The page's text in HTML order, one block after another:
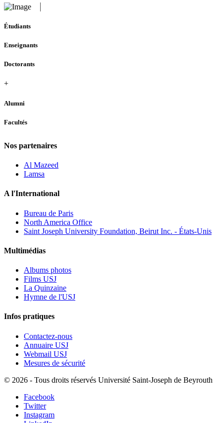
Étudiants
Enseignants
Doctorants
+
Alumni
Facultés
Nos partenaires
Al Mazeed
Lamsa
A l'International
Bureau de Paris
North America Office
Saint Joseph University Foundation, Beirut Inc. - États-Unis
Multimédias
Albums photos
Films USJ
La Quinzaine
Hymne de l'USJ
Infos pratiques
Contactez-nous
Annuaire USJ
Webmail USJ
Mesures de sécurité
© 2026 - Tous droits réservés Université Saint-Joseph de Beyrouth
Facebook
Twitter
Instagram